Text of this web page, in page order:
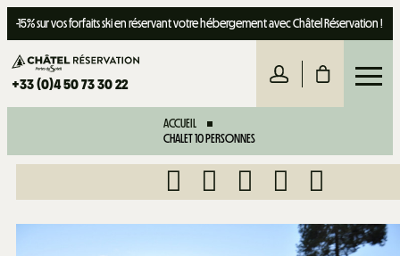
-15% sur vos forfaits ski en réservant votre hébergement avec Châtel Réservation !
+33 (0)4 50 73 30 22
ACCUEIL
CHALET 10 PERSONNES